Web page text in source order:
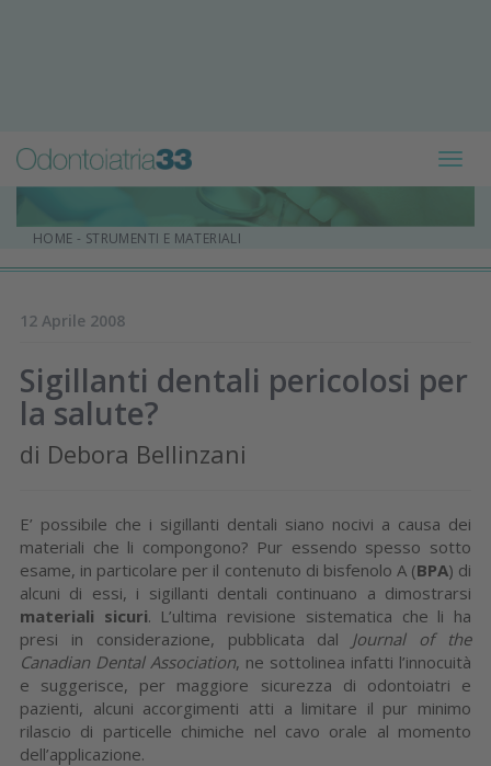
HOME - STRUMENTI E MATERIALI
12 Aprile 2008
Sigillanti dentali pericolosi per
la salute?
di Debora Bellinzani
E’ possibile che i sigillanti dentali siano nocivi a causa dei
materiali che li compongono? Pur essendo spesso sotto
esame, in particolare per il contenuto di bisfenolo A (BPA) di
alcuni di essi, i sigillanti dentali continuano a dimostrarsi
materiali sicuri. L’ultima revisione sistematica che li ha
presi in considerazione, pubblicata dal Journal of the
Canadian Dental Association, ne sottolinea infatti l’innocuità
e suggerisce, per maggiore sicurezza di odontoiatri e
pazienti, alcuni accorgimenti atti a limitare il pur minimo
rilascio di particelle chimiche nel cavo orale al momento
dell’applicazione.